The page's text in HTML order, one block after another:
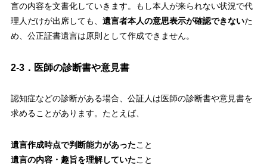
言の内容を文書化していきます。もし本人が来られない状況で代
理人だけが出席しても、 遺言者本人の意思表示が確認できないた
め、公正証書遺言は原則として作成できません。
2-3．医師の診断書や意見書
認知症などの診断がある場合、公証人は医師の診断書や意見書を
求めることがあります。たとえば、
遺言作成時点で判断能力があったこと
遺言の内容・趣旨を理解していたこと